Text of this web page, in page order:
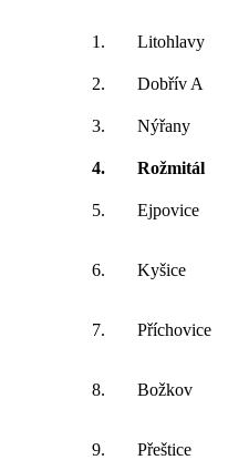
1. Litohlavy
2. Dobřív A
3. Nýřany
4. Rožmitál
5. Ejpovice
6. Kyšice
7. Příchovice
8. Božkov
9. Přeštice